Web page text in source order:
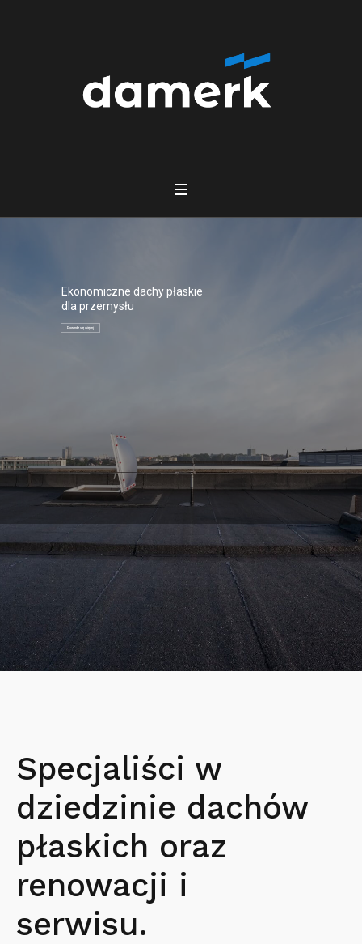
Ekonomiczne dachy płaskie
dla przemysłu
Dowiedz się więcej
Specjaliści w
dziedzinie dachów
płaskich oraz
renowacji i
serwisu.